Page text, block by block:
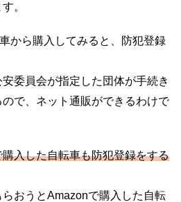
。
から購入してみると、防犯登録
委員会が指定した団体が手続き
で、ネット通販ができるわけで
入した自転車も防犯登録をする
おうとAmazonで購入した自転